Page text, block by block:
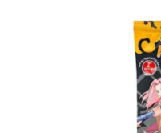
hvězdiček.